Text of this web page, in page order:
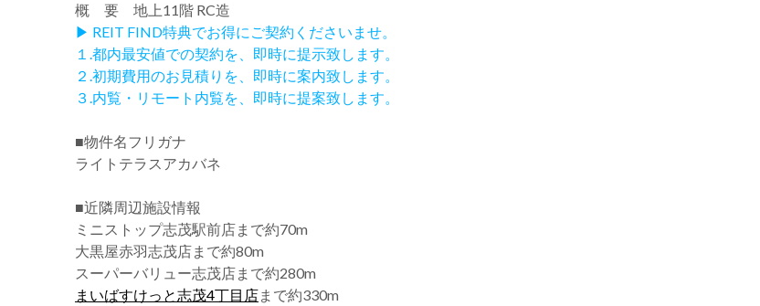
概 要 地上11階 RC造
▶ REIT FIND特典でお得にご契約くださいませ。
１.都内最安値での契約を、即時に提示致します。
２.初期費用のお見積りを、即時に案内致します。
３.内覧・リモート内覧を、即時に提案致します。
■物件名フリガナ
ライトテラスアカバネ
■近隣周辺施設情報
ミニストップ志茂駅前店まで約70m
大黒屋赤羽志茂店まで約80m
スーパーバリュー志茂店まで約280m
まいばすけっと志茂4丁目店まで約330m